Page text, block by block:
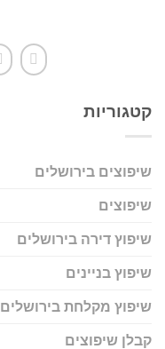
קטגוריות
שיפוצים בירושלים
שיפוצים
שיפוץ דירה בירושלים
שיפוץ בניינים
שיפוץ מקלחת בירושלים
קבלן שיפוצים